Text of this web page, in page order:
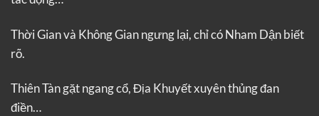
Thời Gian và Không Gian ngưng lại, chỉ có Nham Dận biết
rõ.
Thiên Tàn gặt ngang cổ, Địa Khuyết xuyên thủng đan
điền…